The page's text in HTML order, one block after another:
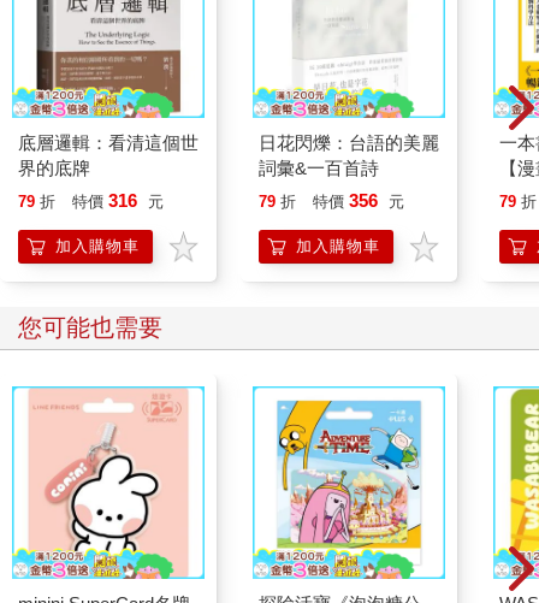
底層邏輯：看清這個世
界的底牌
79 折 特價 316 元
加入購物車
日花閃爍：台語的美麗
詞彙&一百首詩
79 折 特價 356 元
加入購物車
一
【
行
「
學方
79 折
您可能也需要